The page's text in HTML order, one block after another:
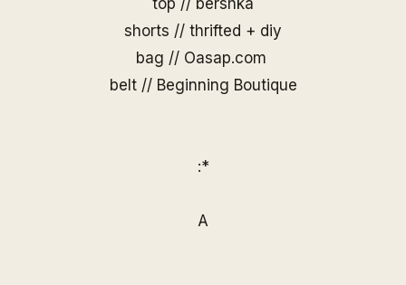
top // bershka
shorts // thrifted + diy
bag // Oasap.com
belt // Beginning Boutique
:*
A